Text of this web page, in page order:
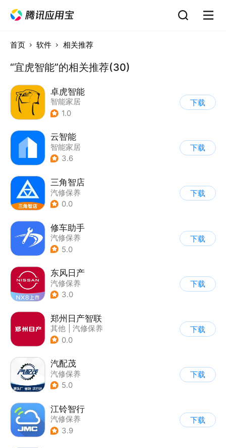
首页 软件 相关推荐
“宜虎智能”的相关推荐(30)
卓虎智能
智能家居
1.0
下载
云智能
智能家居
3.6
下载
三角智店
汽修保养
0.0
下载
修车助手
汽修保养
5.0
下载
东风日产
汽修保养
3.0
下载
郑州日产智联
其他
汽修保养
0.0
下载
汽配茂
汽修保养
5.0
下载
江铃智行
汽修保养
3.9
下载